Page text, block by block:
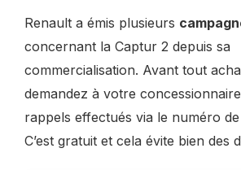
Renault a émis plusieurs
concernant la Captur 2 depuis sa
commercialisation. Avant tout
demandez à votre
rappels effectués via le numéro
C’est gratuit et cela évite bien des